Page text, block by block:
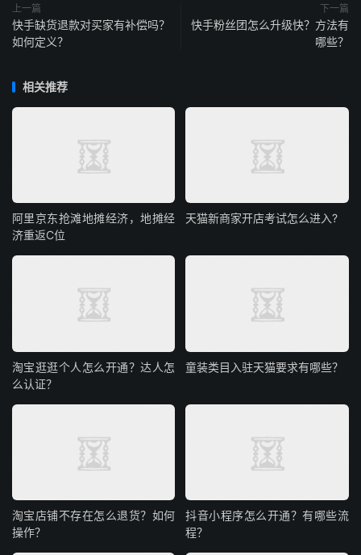
上一篇
快手缺货退款对买家有补偿吗？
如何定义？
下一篇
快手粉丝团怎么升级快？方法有
哪些？
相关推荐
阿里京东抢滩地摊经济，地摊经
济重返C位
天猫新商家开店考试怎么进入?
淘宝逛逛个人怎么开通？达人怎
么认证？
童装类目入驻天猫要求有哪些？
淘宝店铺不存在怎么退货？如何
操作？
抖音小程序怎么开通？有哪些流
程？